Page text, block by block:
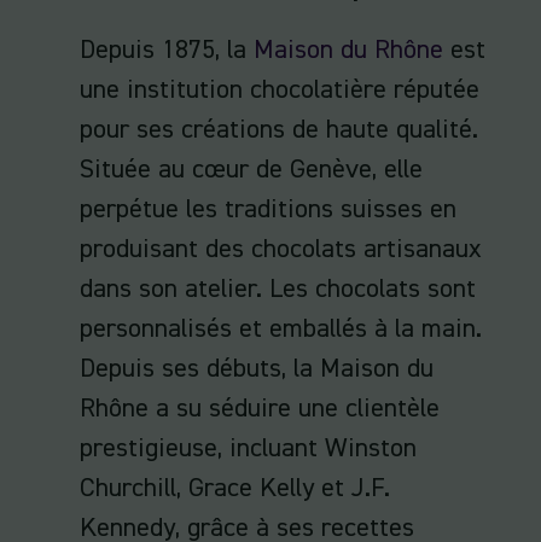
Depuis 1875, la Maison du Rhône est
une institution chocolatière réputée
pour ses créations de haute qualité.
Située au cœur de Genève, elle
perpétue les traditions suisses en
produisant des chocolats artisanaux
dans son atelier. Les chocolats sont
personnalisés et emballés à la main.
Depuis ses débuts, la Maison du
Rhône a su séduire une clientèle
prestigieuse, incluant Winston
Churchill, Grace Kelly et J.F.
Kennedy, grâce à ses recettes